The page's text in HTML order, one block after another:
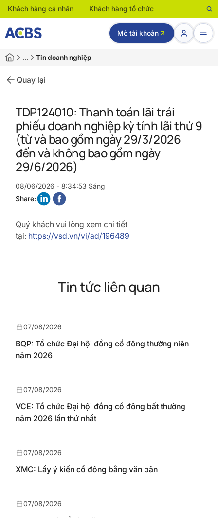
Khách hàng cá nhân Khách hàng tổ chức
Mở tài khoản
… Tin doanh nghiệp
Quay lại
TDP124010: Thanh toán lãi trái
phiếu doanh nghiệp kỳ tính lãi thứ 9
(từ và bao gồm ngày 29/3/2026
đến và không bao gồm ngày
29/6/2026)
08/06/2026 - 8:34:53 Sáng
Share:
Quý khách vui lòng xem chi tiết
tại: https://vsd.vn/vi/ad/196489
Tin tức liên quan
BQP: Tổ chức Đại hội đồng cổ đông thường niên
năm 2026
07/08/2026
VCE: Tổ chức Đại hội đồng cổ đông bất thường
năm 2026 lần thứ nhất
07/08/2026
XMC: Lấy ý kiến cổ đông bằng văn bản
07/08/2026
07/08/2026